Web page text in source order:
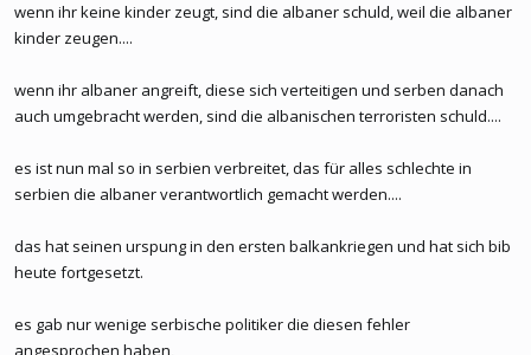
wenn ihr keine kinder zeugt, sind die albaner schuld, weil die albaner
kinder zeugen....
wenn ihr albaner angreift, diese sich verteitigen und serben danach
auch umgebracht werden, sind die albanischen terroristen schuld....
es ist nun mal so in serbien verbreitet, das für alles schlechte in
serbien die albaner verantwortlich gemacht werden....
das hat seinen urspung in den ersten balkankriegen und hat sich bib
heute fortgesetzt.
es gab nur wenige serbische politiker die diesen fehler
angesprochen haben,